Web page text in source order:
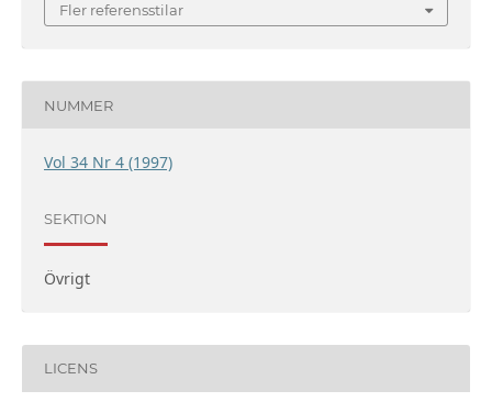
Fler referensstilar
NUMMER
Vol 34 Nr 4 (1997)
SEKTION
Övrigt
LICENS